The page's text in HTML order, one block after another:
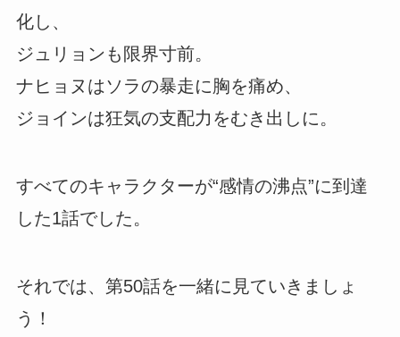
化し、
ジュリョンも限界寸前。
ナヒョヌはソラの暴走に胸を痛め、
ジョインは狂気の支配力をむき出しに。
すべてのキャラクターが“感情の沸点”に到達
した1話でした。
それでは、第50話を一緒に見ていきましょ
う！